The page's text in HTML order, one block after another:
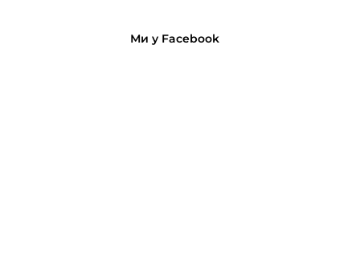
Ми у Facebook